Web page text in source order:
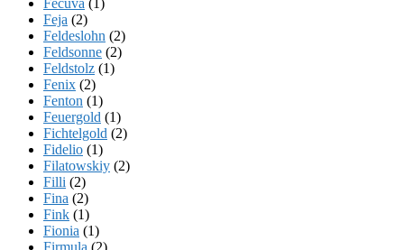
Feja (2)
Feldeslohn (2)
Feldsonne (2)
Feldstolz (1)
Fenix (2)
Fenton (1)
Feuergold (1)
Fichtelgold (2)
Fidelio (1)
Filatowskiy (2)
Filli (2)
Fina (2)
Fink (1)
Fionia (1)
Firmula (2)